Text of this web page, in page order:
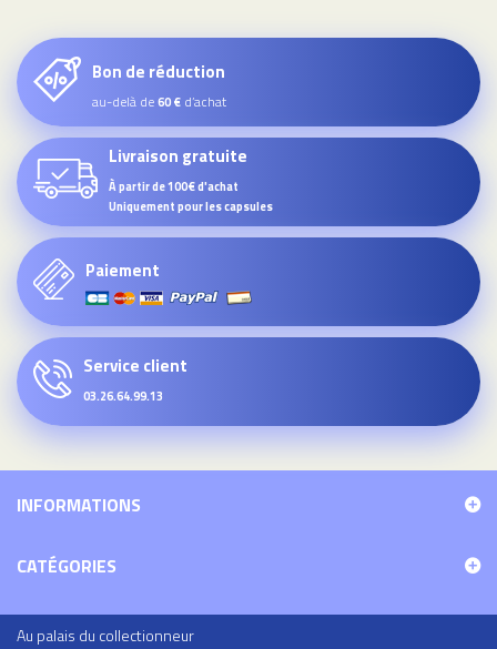
Bon de réduction
au-delà de60 € d’achat
Livraison gratuite
À partir de 100€ d'achat
Uniquement pour les capsules
Paiement
Service client
03.26.64.99.13
INFORMATIONS
CATÉGORIES
Au palais du collectionneur